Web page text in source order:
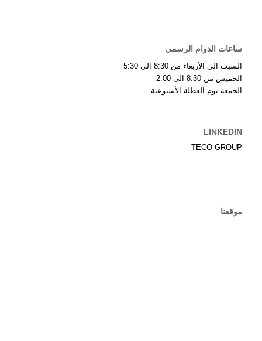
ساعات الدوام الرسمي
السبت الى الأربعاء من 8:30 الى 5:30
الخميس من 8:30 الى 2:00
الجمعة يوم العطلة الأسبوعية
LINKEDIN
TECO GROUP
موقعنا